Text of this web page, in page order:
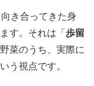
き合ってきた身
す。それは「 歩留
菜のうち、実際に
う視点です。